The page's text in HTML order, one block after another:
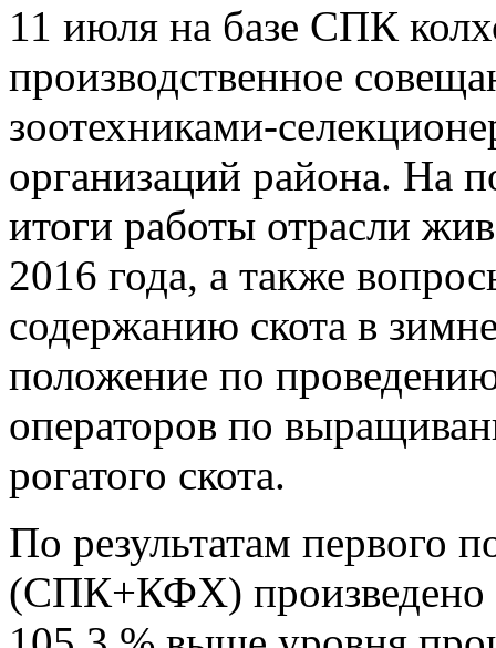
11 июля на базе СПК
производственное
зоотехниками-
организаций района. На
итоги работы отрасли
2016 года, а также
содержанию скота в
положение по
операторов по
рогатого скота.
По результатам первого
(СПК+КФХ) произведено